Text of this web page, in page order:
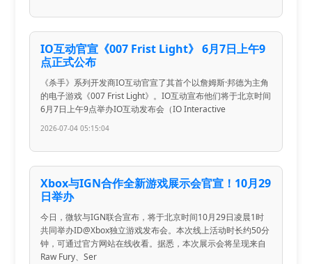
IO互动官宣《007 Frist Light》 6月7日上午9
点正式公布
《杀手》系列开发商IO互动官宣了其首个以詹姆斯·邦德为主角
的电子游戏《007 Frist Light》。IO互动宣布他们将于北京时间
6月7日上午9点举办IO互动发布会（IO Interactive
2026-07-04 05:15:04
Xbox与IGN合作全新游戏展示会官宣！10月29
日举办
今日，微软与IGN联合宣布，将于北京时间10月29日凌晨1时
共同举办ID@Xbox独立游戏发布会。本次线上活动时长约50分
钟，可通过官方网站在线收看。据悉，本次展示会将呈现来自
Raw Fury、Ser